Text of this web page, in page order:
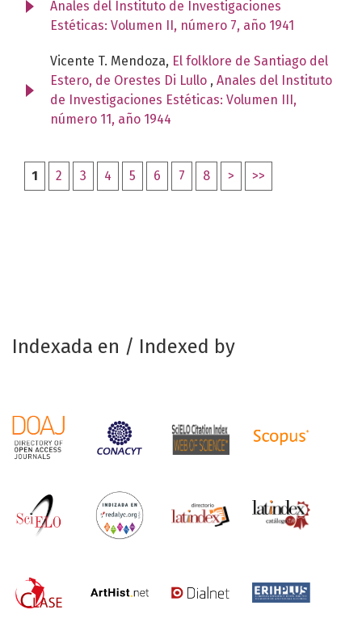
Anales del Instituto de Investigaciones
Estéticas: Volumen II, número 7, año 1941
Vicente T. Mendoza, El folklore de Santiago del
Estero, de Orestes Di Lullo , Anales del Instituto
de Investigaciones Estéticas: Volumen III,
número 11, año 1944
1 2 3 4 5 6 7 8 > >>
Indexada en / Indexed by